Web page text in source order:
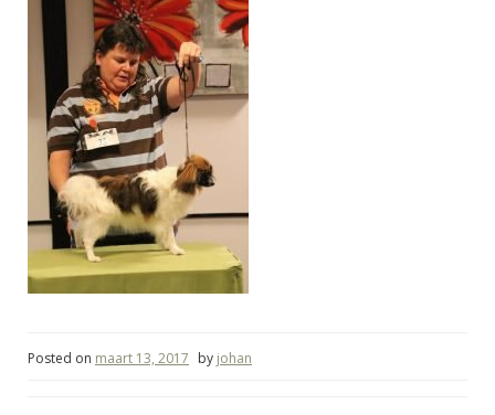
Posted on maart 13, 2017 by johan